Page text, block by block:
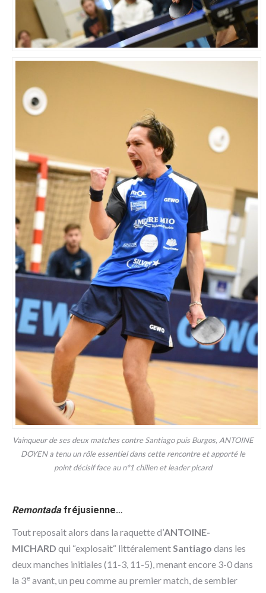
Vainqueur de ses deux matches contre Santiago puis Burgos, ANTOINE
DOYEN a tenu un rôle essentiel dans cette rencontre et apporté le
point décisif face au n°1 chilien et leader picard
Remontadafréjusienne…
Tout reposait alors dans la raquette d’ANTOINE-
MICHARD qui “explosait“ littéralement Santiago dans les
deux manches initiales (11-3, 11-5), menant encore 3-0 dans
la 3e avant, un peu comme au premier match, de sembler